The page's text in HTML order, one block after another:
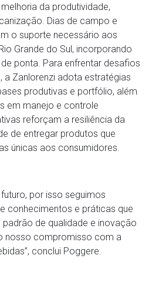
da produtividade,
Dias de campo e
o suporte necessário aos
Grande do Sul, incorporando
ponta. Para enfrentar desafios
Zanlorenzi adota estratégias
produtivas e portfólio, além
em manejo e controle
reforçam a resiliência da
de entregar produtos que
únicas aos consumidores.
por isso seguimos
conhecimentos e práticas que
de qualidade e inovação
nosso compromisso com a
conclui Poggere.